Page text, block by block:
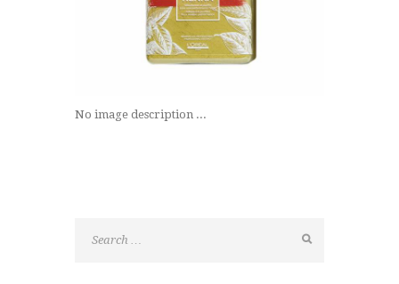
No image description ...